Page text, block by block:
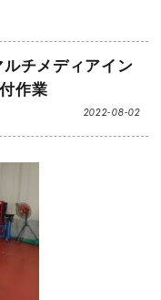
チメディアイン
作業
2022-08-02